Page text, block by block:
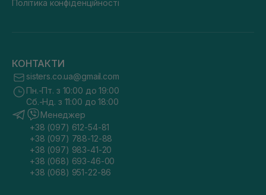
Політика конфіденційності
КОНТАКТИ
sisters.co.ua@gmail.com
Пн.-Пт. з 10:00 до 19:00
Сб.-Нд. з 11:00 до 18:00
Менеджер
+38 (097) 612-54-81
+38 (097) 788-12-88
+38 (097) 983-41-20
+38 (068) 693-46-00
+38 (068) 951-22-86